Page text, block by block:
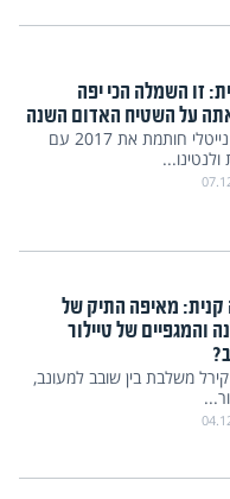
זו השמלה הכי יפה
על השטיח האדום השנה
קירה נייטלי חותמת את 2017 עם
קנית: מאיפה התיק של
והמגפיים של טיילור
משלבת בין שובב למעונב,